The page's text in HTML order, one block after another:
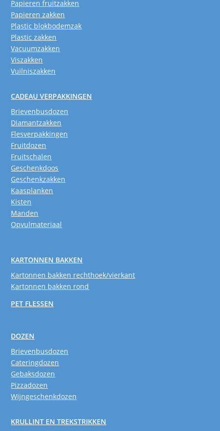
Papieren fruitzakken
Papieren zakken
Plastic blokbodemzak
Plastic zakken
Vacuumzakken
Viszakken
Vuilniszakken
CADEAU VERPAKKINGEN
Brievenbusdozen
Diamantzakken
Flesverpakkingen
Fruitdozen
Fruitschalen
Geschenkdoos
Geschenkzakken
Kaasplanken
Kisten
Manden
Opvulmateriaal
KARTONNEN BAKKEN
Kartonnen bakken rechthoek/vierkant
Kartonnen bakken rond
PET FLESSEN
DOZEN
Brievenbusdozen
Cateringdozen
Gebaksdozen
Pizzadozen
Wijngeschenkdozen
KRULLINT EN TREKSTRIKKEN